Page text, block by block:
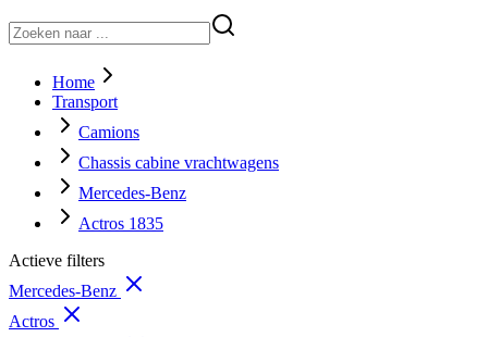
Home
Transport
Camions
Chassis cabine vrachtwagens
Mercedes-Benz
Actros 1835
Actieve filters
Mercedes-Benz
Actros